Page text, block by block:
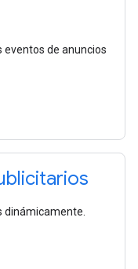
eventos de anuncios
dinámicamente.